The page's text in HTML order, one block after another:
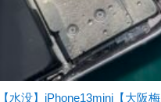
【水没】iPhone13mini【大阪梅